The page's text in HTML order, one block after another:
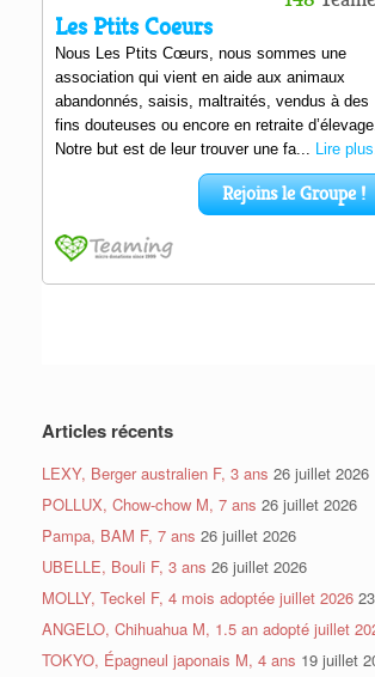
Articles récents
LEXY, Berger australien F, 3 ans 26 juillet 2026
POLLUX, Chow-chow M, 7 ans 26 juillet 2026
Pampa, BAM F, 7 ans 26 juillet 2026
UBELLE, Bouli F, 3 ans 26 juillet 2026
MOLLY, Teckel F, 4 mois adoptée juillet 2026
ANGELO, Chihuahua M, 1.5 an adopté juillet
TOKYO, Épagneul japonais M, 4 ans 19 juillet